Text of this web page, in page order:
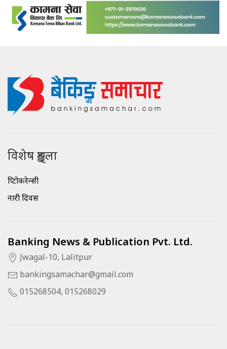
विशेष शृङ्खला
क्रिप्टोकरेन्सी
नारी दिवस
Banking News & Publication Pvt. Ltd.
Jwagal-10, Lalitpur
bankingsamachar@gmail.com
015268504, 015268029